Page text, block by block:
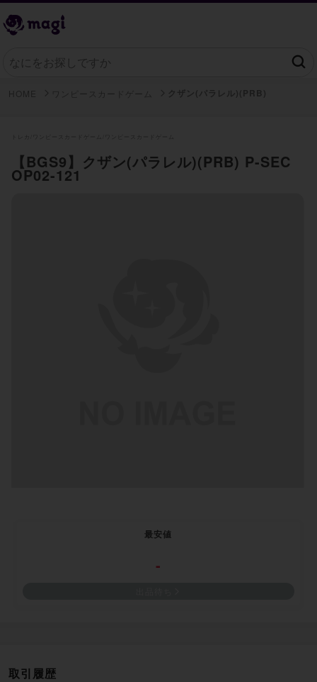
【BGS9】クザン(パラレル)(PRB) P-SEC
OP02-121
最安値
-
取引履歴